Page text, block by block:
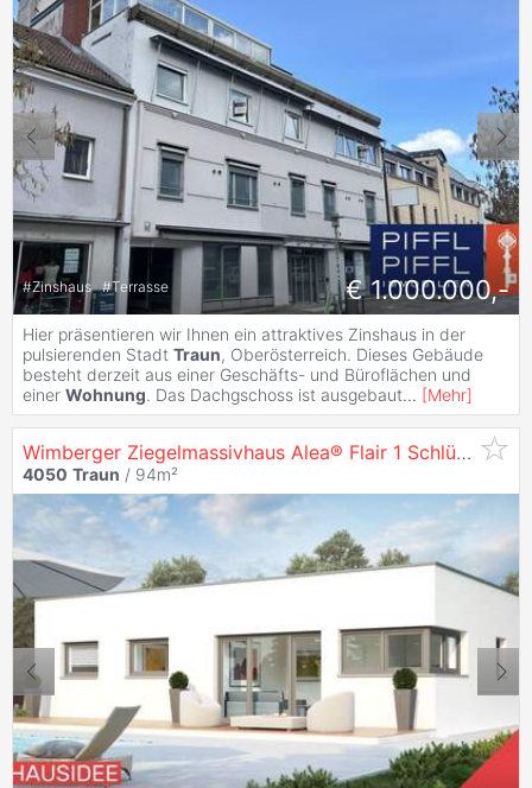
#Zinshaus #Terrasse € 1.000.000,-
Hier präsentieren wir Ihnen ein attraktives Zinshaus in der
pulsierenden Stadt Traun, Oberösterreich. Dieses Gebäude
besteht derzeit aus einer Geschäfts- und Büroflächen und
einer Wohnung. Das Dachgschoss ist ausgebaut... [Mehr]
Wimberger Ziegelmassivhaus Alea® Flair 1 Schlüsselfertig Für ihr
4050 Traun / 94m²